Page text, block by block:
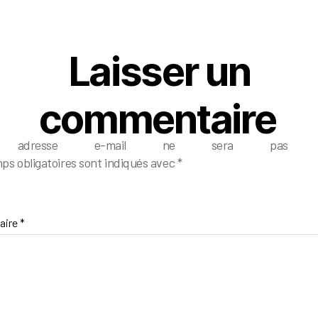
Laisser un
commentaire
adresse e-mail ne sera pas
obligatoires sont indiqués avec*
*